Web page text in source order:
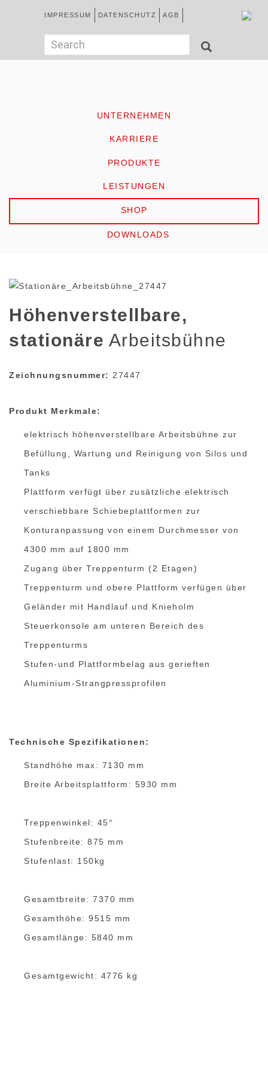
Kopfzeile
IMPRESSUM DATENSCHUTZ AGB
Suchformular
Search SEARCH
UNTERNEHMEN
KARRIERE
PRODUKTE
LEISTUNGEN
SHOP
DOWNLOADS
Höhenverstellbare,
stationäre Arbeitsbühne
Zeichnungsnummer: 27447
Produkt Merkmale:
elektrisch höhenverstellbare Arbeitsbühne zur
Befüllung, Wartung und Reinigung von Silos und
Tanks
Plattform verfügt über zusätzliche elektrisch
verschiebbare Schiebeplattformen zur
Konturanpassung von einem Durchmesser von
4300 mm auf 1800 mm
Zugang über Treppenturm (2 Etagen)
Treppenturm und obere Plattform verfügen über
Geländer mit Handlauf und Knieholm
Steuerkonsole am unteren Bereich des
Treppenturms
Stufen-und Plattformbelag aus gerieften
Aluminium-Strangpressprofilen
Technische Spezifikationen:
Standhöhe max: 7130 mm
Breite Arbeitsplattform: 5930 mm
Treppenwinkel: 45°
Stufenbreite: 875 mm
Stufenlast: 150kg
Gesamtbreite: 7370 mm
Gesamthöhe: 9515 mm
Gesamtlänge: 5840 mm
Gesamtgewicht: 4776 kg